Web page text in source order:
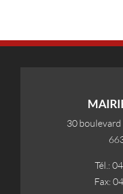
30
Tél.:
Fax: